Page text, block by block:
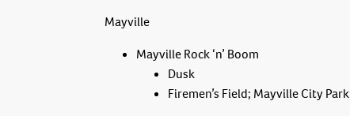
Mayville
Mayville Rock ‘n’ Boom
Dusk
Firemen’s Field; Mayville City Park